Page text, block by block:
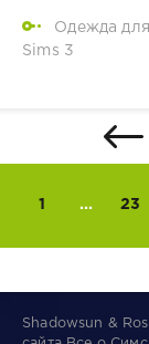
Одежда
Sims 3
1 ... 23
Shadowsun &